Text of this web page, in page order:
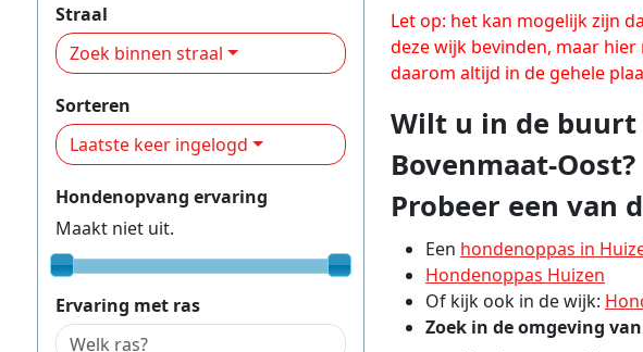
Let op: het kan mogelijk zijn
deze wijk bevinden, maar
daarom altijd in de gehele
Wilt u in de buurt
Bovenmaat-
Probeer een van
Een hondenoppas in
Hondenoppas Huizen
Of kijk ook in de wijk:
Zoek in de omgeving
Straal
Zoek binnen straal
Sorteren
Laatste keer ingelogd
Hondenopvang ervaring
Maakt niet uit.
Ervaring met ras